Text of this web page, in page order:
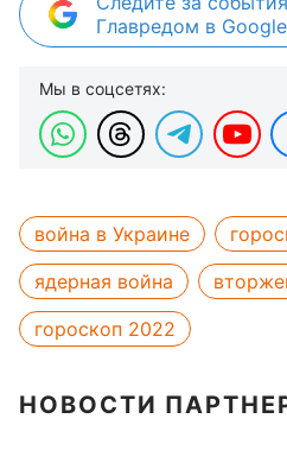
Главредом в
Мы в соцсетях:
война в Украине
ядерная война
гороскоп 2022
НОВОСТИ